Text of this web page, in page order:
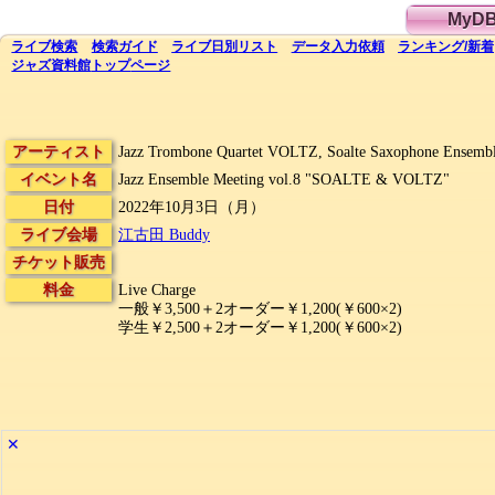
ライブ検索 検索ガイド ライブ日別 リスト データ入力依頼 ランキング/新着
ジャズ資料館 トップページ
アーティスト
Jazz Trombone Quartet VOLTZ, Soalte Saxophone
イベント名
Jazz Ensemble Meeting vol.8 "SOALTE & VOLTZ"
日付
2022年10月3日（月）
ライブ会場
江古田 Buddy
チケット販売
料金
Live Charge
一般￥3,500＋2オーダー￥1,200(￥600×2)
学生￥2,500＋2オーダー￥1,200(￥600×2)
✕